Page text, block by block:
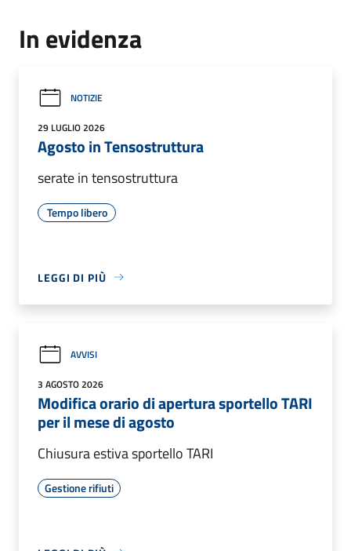
In evidenza
NOTIZIE
29 LUGLIO 2026
Agosto in Tensostruttura
serate in tensostruttura
Tempo libero
LEGGI DI PIÙ
AVVISI
3 AGOSTO 2026
Modifica orario di apertura sportello TARI
per il mese di agosto
Chiusura estiva sportello TARI
Gestione rifiuti